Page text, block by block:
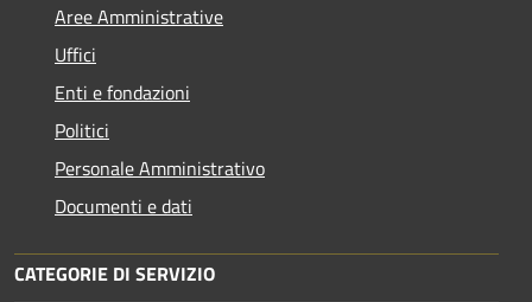
Aree Amministrative
Uffici
Enti e fondazioni
Politici
Personale Amministrativo
Documenti e dati
CATEGORIE DI SERVIZIO